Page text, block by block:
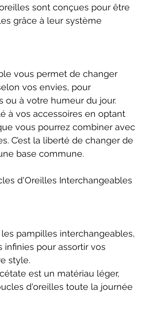
sont conçues pour être
grâce à leur système
vous permet de changer
vos envies, pour
ou à votre humeur du jour.
à vos accessoires en optant
vous pourrez combiner avec
C’est la liberté de changer de
base commune.
d'Oreilles Interchangeables
pampilles interchangeables,
pour assortir vos
style.
est un matériau léger,
d'oreilles toute la journée